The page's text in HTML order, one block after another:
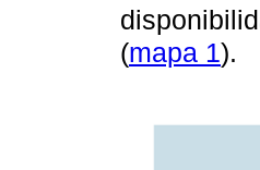
(mapa 1).